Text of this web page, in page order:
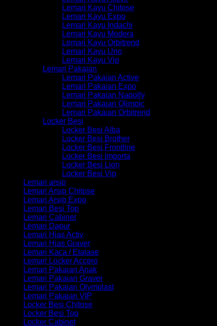
Lemari Kayu Chitose
Lemari Kayu Expo
Lemari Kayu Indachi
Lemari Kayu Modera
Lemari Kayu Orbitrend
Lemari Kayu Uno
Lemari Kayu Vip
Lemari Pakaian
Lemari Pakaian Active
Lemari Pakaian Expo
Lemari Pakaian Napolly
Lemari Pakaian Olimpic
Lemari Pakaian Orbitrend
Locker Besi
Locker Besi Alba
Locker Besi Brother
Locker Besi Frontline
Locker Besi Importa
Locker Besi Lion
Locker Besi Vip
Lemari arsip
Lemari Arsip Chitose
Lemari Arsip Expo
Lemari Besi Top
Lemari Cabinet
Lemari Dapur
Lemari Hias Activ
Lemari Hias Graver
Lemari Kaca / Etalase
Lemari Locker Accero
Lemari Pakaian Anak
Lemari Pakaian Graver
Lemari Pakaian Olymplast
Lemari Pakaian VIP
Locker Besi Chitose
Locker Besi Top
Locker Cabinet